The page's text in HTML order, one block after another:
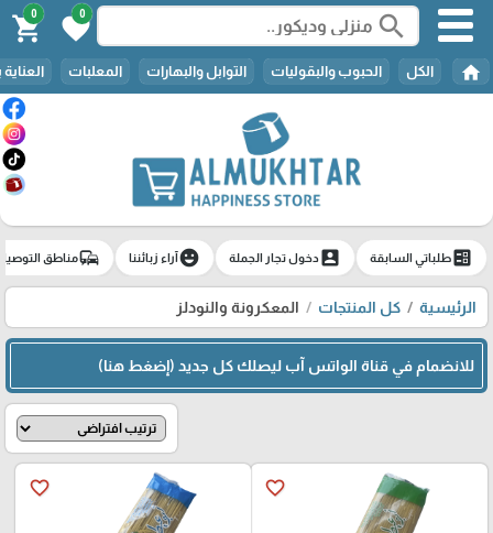
search
0
favorite
0
shopping_cart
home الكل الحبوب والبقوليات التوابل والبهارات المعلبات
ballotطلباتي السابقة account_boxدخول تجار الجملة emoji_emotionsآراء زبائننا commuteمناطق
الرئيسية كل المنتجات المعكرونة والنودلز
للانضمام في قناة الواتس آب ليصلك كل جديد (إضغط هنا)
favorite_border
favorite_border